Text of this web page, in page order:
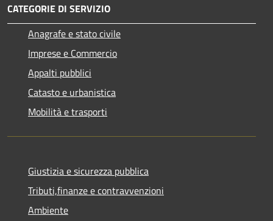
CATEGORIE DI SERVIZIO
Anagrafe e stato civile
Imprese e Commercio
Appalti pubblici
Catasto e urbanistica
Mobilità e trasporti
Giustizia e sicurezza pubblica
Tributi,finanze e contravvenzioni
Ambiente